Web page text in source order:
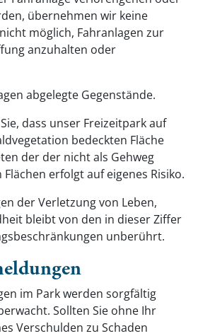
übernehmen wir keine
möglich, Fahranlagen zur
anzuhalten oder
abgelegte Gegenstände.
dass unser Freizeitpark auf
bedeckten Fläche
der der nicht als Gehweg
Flächen erfolgt auf eigenes Risiko.
der Verletzung von Leben,
bleibt von den in dieser Ziffer
unberührt.
im Park werden sorgfältig
Sollten Sie ohne Ihr
Verschulden zu Schaden